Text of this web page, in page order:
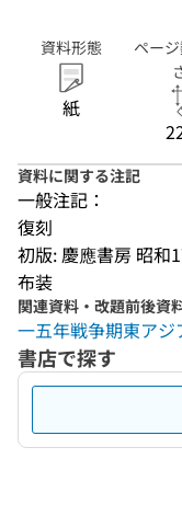
資料形態
紙
ペー
資料に関する注記
一般注記：
復刻
初版: 慶應書房 昭和
布装
関連資料・改題前後資
一五年戦争期東ア
書店で探す